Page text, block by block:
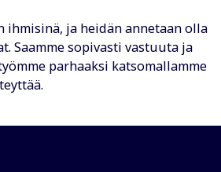
ihmisinä, ja heidän annetaan olla
Saamme sopivasti vastuuta ja
parhaaksi katsomallamme